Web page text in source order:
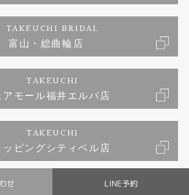
せ LINE予約
約指輪プロポーズプラン
TAKEUCHI BRIDAL
富山・総曲輪店
TAKEUCHI
アモール福井エルパ店
TAKEUCHI
ッピングシティベル店
BRIDAL All Rights Reserved.